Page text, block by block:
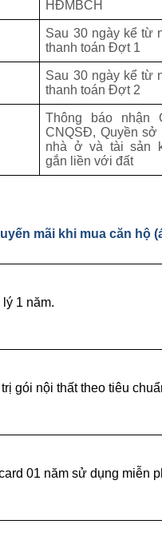
HĐMBCH
Sau 30 ngày kể từ
thanh toán Đợt 1
Sau 30 ngày kể từ
thanh toán Đợt 2
Thông báo nhận
CNQSĐ, Quyền sở
nhà ở và tài sản
gắn liền với đất
mãi khi mua căn hộ
1 năm.
gói nội thất theo tiêu
01 năm sử dụng miễn